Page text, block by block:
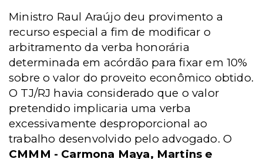
Ministro Raul Araújo deu provimento a
recurso especial a fim de modificar o
arbitramento da verba honorária
determinada em acórdão para fixar em 10%
sobre o valor do proveito econômico obtido.
O TJ/RJ havia considerado que o valor
pretendido implicaria uma verba
excessivamente desproporcional ao
trabalho desenvolvido pelo advogado. O
CMMM - Carmona Maya, Martins e